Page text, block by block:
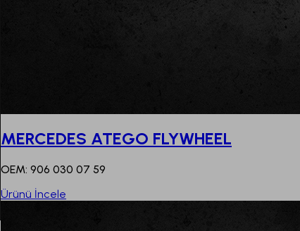
MERCEDES ATEGO FLYWHEEL
OEM: 906 030 07 59
Ürünü İncele